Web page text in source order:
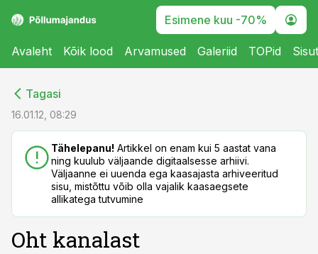
Esimene kuu -70%
Avaleht Kõik lood Arvamused Galeriid TOPid
Tagasi
16.01.12, 08:29
Tähelepanu! Artikkel on enam kui 5 aastat vana
ning kuulub väljaande digitaalsesse arhiivi.
Väljaanne ei uuenda ega kaasajasta arhiveeritud
sisu, mistõttu võib olla vajalik kaasaegsete
allikatega tutvumine
Oht kanalast